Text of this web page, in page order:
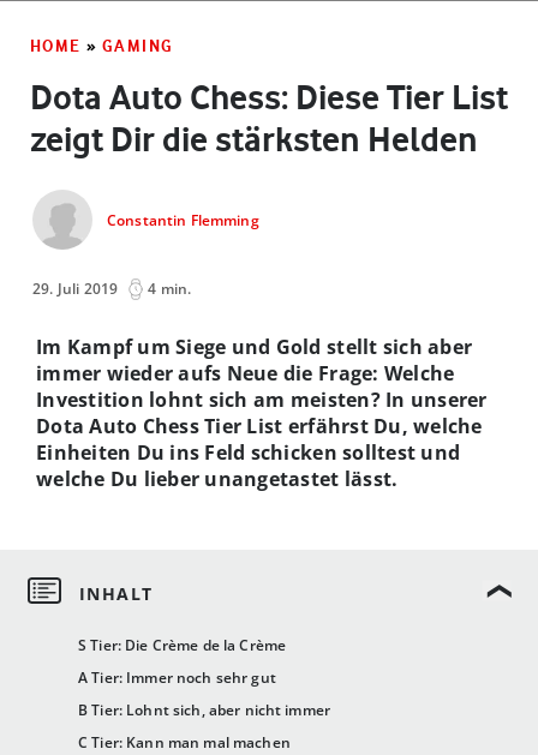
HOME » GAMING
Dota Auto Chess: Diese Tier List
zeigt Dir die stärksten Helden
Constantin Flemming
29. Juli 2019 4 min.
S Tier: Die Crème de la Crème
A Tier: Immer noch sehr gut
B Tier: Lohnt sich, aber nicht immer
C Tier: Kann man mal machen
Im Kampf um Siege und Gold stellt sich aber
immer wieder aufs Neue die Frage: Welche
Investition lohnt sich am meisten? In unserer
Dota Auto Chess Tier List erfährst Du, welche
Einheiten Du ins Feld schicken solltest und
welche Du lieber unangetastet lässt.